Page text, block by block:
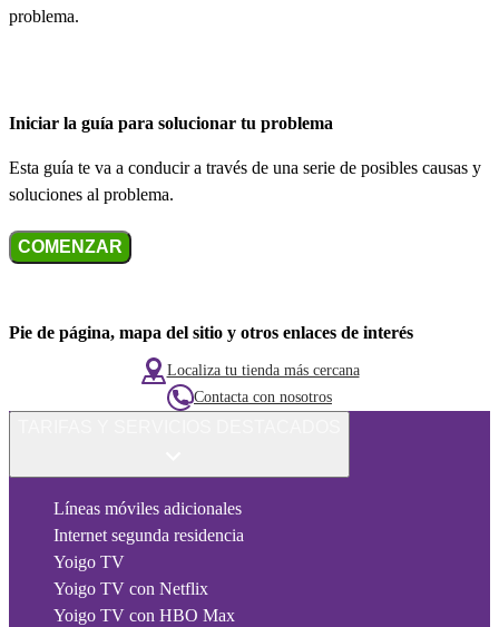
problema.
Iniciar la guía para solucionar tu problema
Esta guía te va a conducir a través de una serie de posibles causas y
soluciones al problema.
COMENZAR
Pie de página, mapa del sitio y otros enlaces de interés
Localiza tu tienda más cercana
Contacta con nosotros
Líneas móviles adicionales
Internet segunda residencia
Yoigo TV
Yoigo TV con Netflix
Yoigo TV con HBO Max